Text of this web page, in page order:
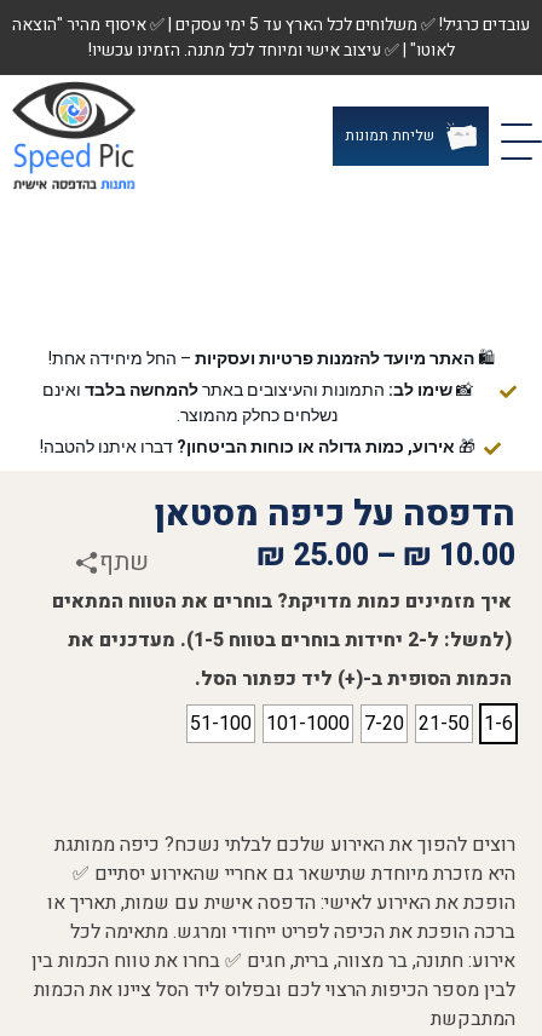
עובדים כרגיל! ✅ משלוחים לכל הארץ עד 5 ימי עסקים | ✅ איסוף מהיר "הוצאה
לאוטו" | ✅ עיצוב אישי ומיוחד לכל מתנה. הזמינו עכשיו!
שליחת תמונות
🛍️האתר מיועד להזמנות פרטיות ועסקיות – החל מיחידה אחת!
📸שימו לב: התמונות והעיצובים באתרלהמחשה בלבד ואינם
נשלחים כחלק מהמוצר.
🎁 אירוע, כמות גדולה או כוחות הביטחון? דברו איתנו להטבה!
הדפסה על כיפה מסטאן
10.00
₪
–
25.00
₪ שתף
איך מזמינים כמות מדויקת? בוחרים את הטווח המתאים
(למשל: ל-2 יחידות בוחרים בטווח 1-5). מעדכנים את
הכמות הסופית ב-(+) ליד כפתור הסל.
1-6
21-50
7-20
101-1000
51-100
רוצים להפוך את האירוע שלכם לבלתי נשכח? כיפה ממותגת
היא מזכרת מיוחדת שתישאר גם אחריי שהאירוע יסתיים ✅
הופכת את האירוע לאישי: הדפסה אישית עם שמות, תאריך או
ברכה הופכת את הכיפה לפריט ייחודי ומרגש. מתאימה לכל
אירוע: חתונה, בר מצווה, ברית, חגים ✅ בחרו את טווח הכמות בין
לבין מספר הכיפות הרצוי לכם ובפלוס ליד הסל ציינו את הכמות
המתבקשת